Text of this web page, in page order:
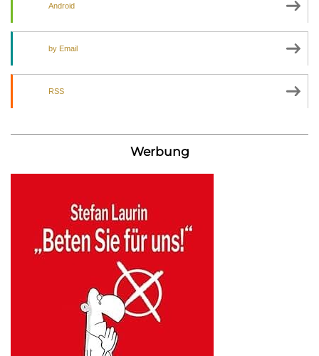
Android
by Email
RSS
Werbung